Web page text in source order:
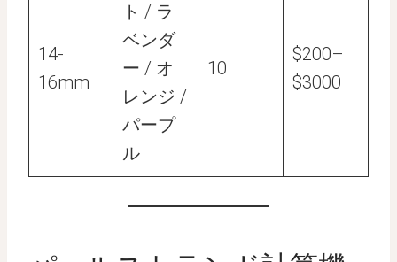
14-
16mm
ト / ラ
ベンダ
ー / オ
レンジ /
パープ
ル
10
$200–
$3000